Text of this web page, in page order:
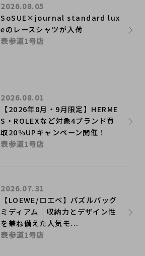
SoSUE×journal standard lux
eのレースシャツが入荷
2026.08.05
表参道1号店
【2026年8月・9月限定】HERME
S・ROLEXなど対象4ブランド買
取20％UPキャンペーン開催！
2026.08.01
表参道1号店
【LOEWE/ロエベ】パズルバッグ
ミディアム｜収納力とデザイン性
を兼ね備えた人気モ...
2026.07.31
表参道1号店